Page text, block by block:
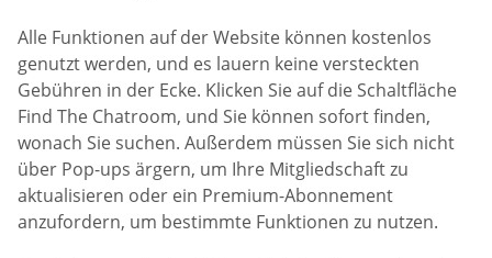
Alle Funktionen auf der Website können kostenlos
genutzt werden, und es lauern keine versteckten
Gebühren in der Ecke. Klicken Sie auf die Schaltfläche
Find The Chatroom, und Sie können sofort finden,
wonach Sie suchen. Außerdem müssen Sie sich nicht
über Pop-ups ärgern, um Ihre Mitgliedschaft zu
aktualisieren oder ein Premium-Abonnement
anzufordern, um bestimmte Funktionen zu nutzen.